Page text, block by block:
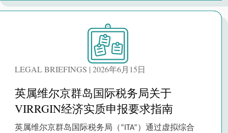
LEGAL BRIEFINGS | 2026年6月15日
英属维尔京群岛国际税务局关于
VIRRGIN经济实质申报要求指南
英属维尔京群岛国际税务局（“ITA”）通过虚拟综合